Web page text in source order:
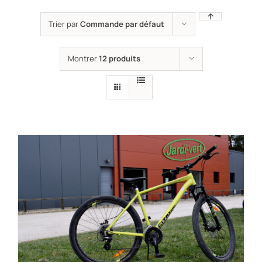
Trier parCommande par défaut
Montrer12 produits
RÉSERVER ! /